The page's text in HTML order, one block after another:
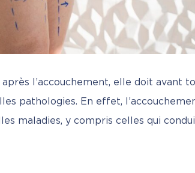
l’accouchement, elle doit avant
pathologies. En effet,
maladies, y compris celles qui